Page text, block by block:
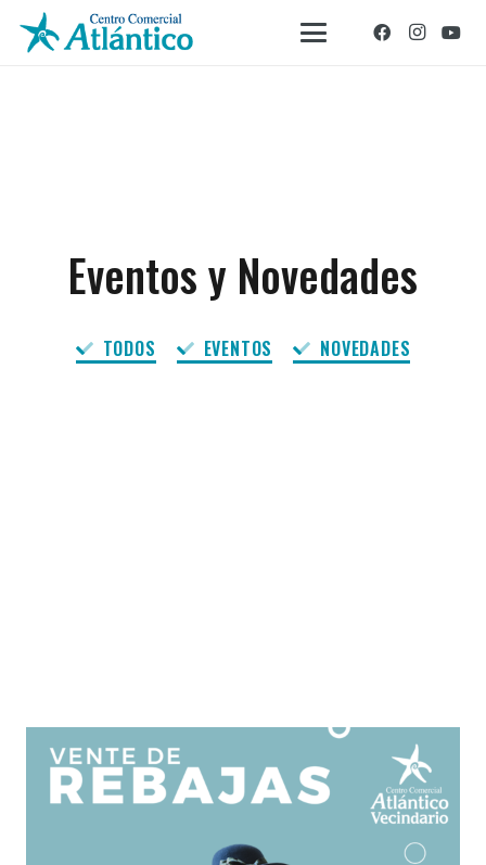
Eventos y Novedades
TODOS EVENTOS NOVEDADES